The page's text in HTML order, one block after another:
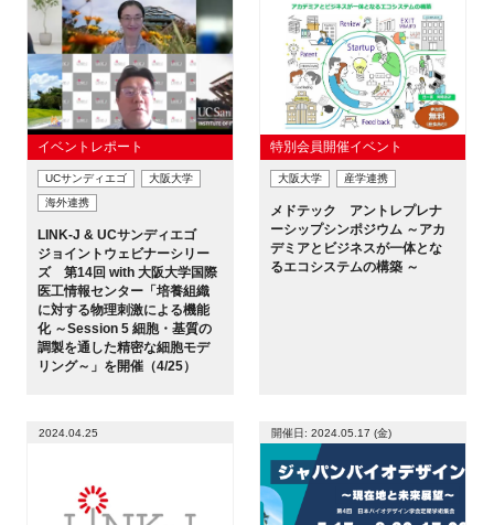
イベントレポート
UCサンディエゴ
大阪大学
海外連携
LINK-J & UCサンディエゴ
ジョイントウェビナーシリー
ズ 第14回 with 大阪大学国際
医工情報センター「培養組織
に対する物理刺激による機能
化 ～Session 5 細胞・基質の
調製を通した精密な細胞モデ
リング～」を開催（4/25）
特別会員開催イベント
大阪大学 産学連携
メドテック アントレプレナ
ーシップシンポジウム ～アカ
デミアとビジネスが一体とな
るエコシステムの構築 ～
2024.04.25 開催日: 2024.05.17 (金)